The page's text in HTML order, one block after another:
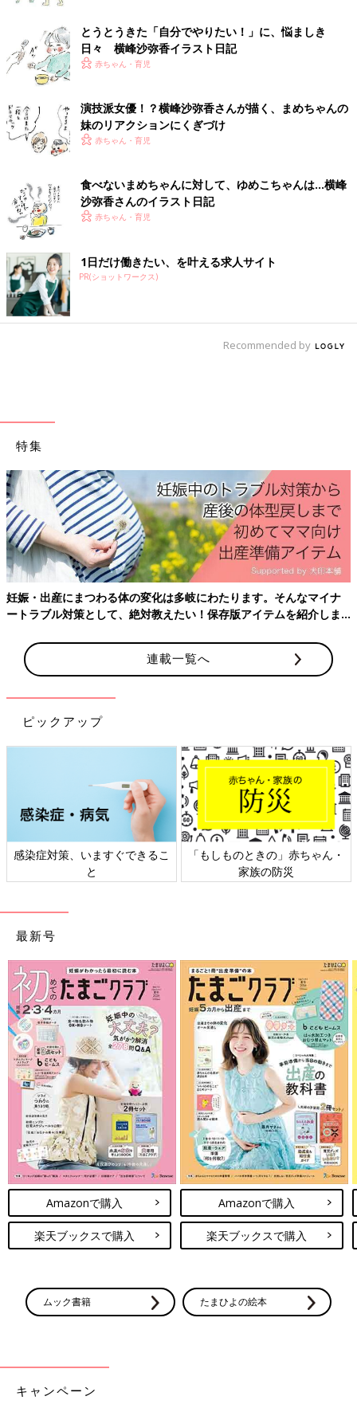
とうとうきた「自分でやりたい！」に、悩ましき
日々 横峰沙弥香イラスト日記
赤ちゃん・育児
演技派女優！？横峰沙弥香さんが描く、まめちゃんの
妹のリアクションにくぎづけ
赤ちゃん・育児
食べないまめちゃんに対して、ゆめこちゃんは…横峰
沙弥香さんのイラスト日記
赤ちゃん・育児
1日だけ働きたい、を叶える求人サイト
PR(ショットワークス)
Recommended by
特集
妊娠・出産にまつわる体の変化は多岐にわたります。そんなマイナ
ートラブル対策として、絶対教えたい！保存版アイテムを紹介しま
連載一覧へ
ピックアップ
感染症対策、いますぐできるこ
と
「もしものときの」赤ちゃん・
家族の防災
最新号
Amazonで購入
楽天ブックスで購入
Amazonで購入
楽天ブックスで購入
ムック書籍 たまひよの絵本
キャンペーン